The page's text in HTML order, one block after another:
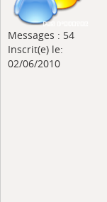
Messages : 54
Inscrit(e) le:
02/06/2010